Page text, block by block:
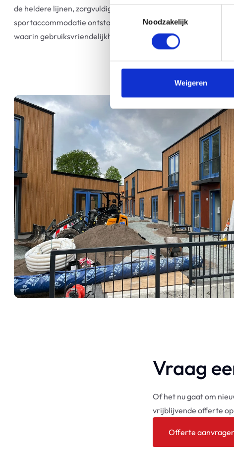
Toestemmingsselectie
Noodzakelijk
Weigeren
de heldere lijnen, zorgvuldige afwerking en functionele indeling
sportaccommodatie ontstaan die weer jarenlang mee kan.
waarin gebruiksvriendelijkheid, uitstraling en ambacht
Vraag
Of het nu gaat om
vrijblijvende offerte
Offerte